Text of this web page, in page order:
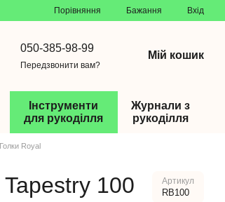
Порівняння Бажання Вхід
050-385-98-99
Передзвонити вам?
Мій кошик
Інструменти
для рукоділля
Журнали з
рукоділля
Голки Royal
Tapestry 100
Артикул
RB100